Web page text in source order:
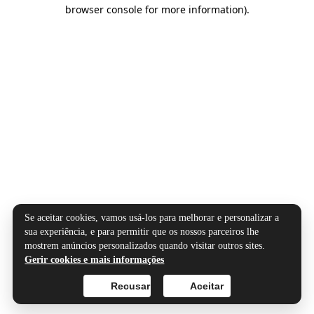
browser console for more information).
Se aceitar cookies, vamos usá-los para melhorar e personalizar a
sua experiência, e para permitir que os nossos parceiros lhe
mostrem anúncios personalizados quando visitar outros sites.
Gerir cookies e mais informações
Aceitar
Recusar